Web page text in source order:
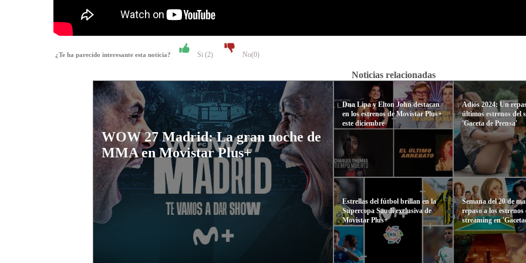
¿Te ha parecido interesante esta noticia? Si (2) No(0)
Noticias relacionadas
WOW 27 Madrid: La gran noche de
MMA en Movistar Plus+
Dua Lipa y Elton John destacan
en los estrenos de Movistar Plus+
este diciembre
Estrellas del fútbol brillan en la
Supercopa Saudí exclusiva de
Movistar Plus+
Adiós 2024: Un
últimos estrenos del
'Gaceta de Prensa'
Semana del 20 de
repaso a los estrenos
streaming en